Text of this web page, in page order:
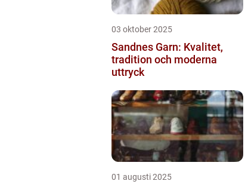
03 oktober 2025
Sandnes Garn: Kvalitet,
tradition och moderna
uttryck
01 augusti 2025